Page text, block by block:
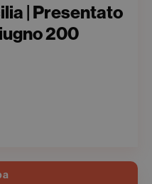
| Presentato
200